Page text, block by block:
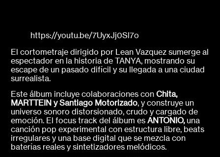
https://youtu.be/7UyxJj0Sl7o
El cortometraje dirigido por Lean Vazquez sumerge al
espectador en la historia de TANYA, mostrando su
escape de un pasado difícil y su llegada a una ciudad
surrealista.
Este álbum incluye colaboraciones conChita,
MARTTEIN y Santiago Motorizado, y construye un
universo sonoro distorsionado, crudo y cargado de
emoción. El focus track del álbum esANTONIO,una
canción pop experimental con estructura libre, beats
irregulares y una base digital que se mezcla con
baterías reales y sintetizadores melódicos.